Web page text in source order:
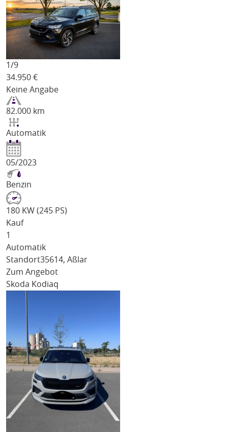
1/9
34.950 €
Keine Angabe
82.000 km
Automatik
05/2023
Benzin
180 KW (245 PS)
Kauf
1
Automatik
Standort35614, Aßlar
Zum Angebot
Skoda Kodiaq